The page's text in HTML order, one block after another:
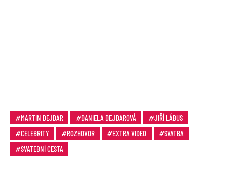
MARTIN DEJDAR DANIELA DEJDAROVÁ
JIŘÍ LÁBUS
CELEBRITY
ROZHOVOR EXTRA VIDEO
SVATBA
SVATEBNÍ CESTA